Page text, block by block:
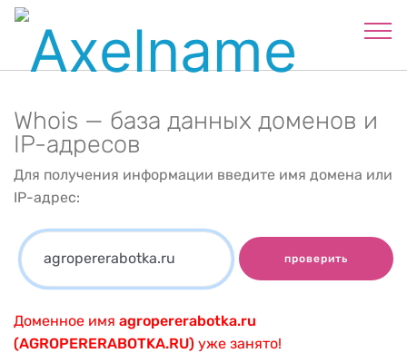
Whois — база данных доменов и
IP-адресов
Для получения информации введите имя домена или
IP-адрес:
проверить
Доменное имя agropererabotka.ru
(AGROPERERABOTKA.RU) уже занято!